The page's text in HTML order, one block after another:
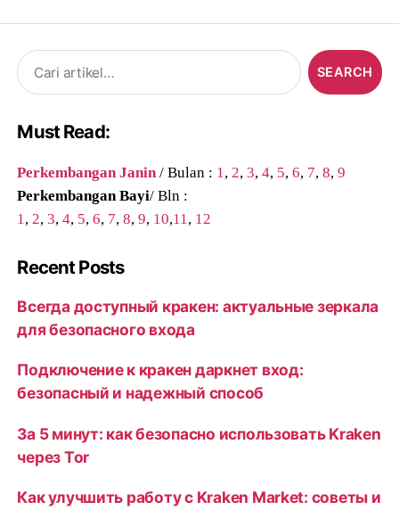
Search
for:
Must Read:
Perkembangan Janin / Bulan : 1 , 2,3,4, 5,6, 7,8,9
Perkembangan Bayi/ Bln :
1 , 2,3,4, 5,6, 7,8,9, 10,11 , 12
Recent Posts
Всегда доступный кракен: актуальные зеркала
для безопасного входа
Подключение к кракен даркнет вход:
безопасный и надежный способ
За 5 минут: как безопасно использовать Kraken
через Tor
Как улучшить работу с Kraken Market: советы и